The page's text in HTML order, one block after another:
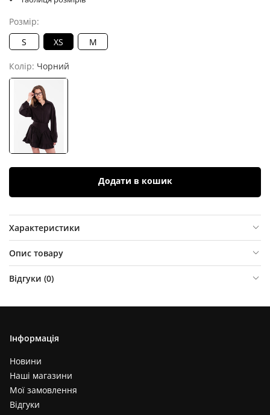
Розмір:
S
XS M
Колір: Чорний
Додати в кошик
Характеристики
Опис товару
Відгуки (0)
Інформація
Новини
Наші магазини
Мої замовлення
Відгуки